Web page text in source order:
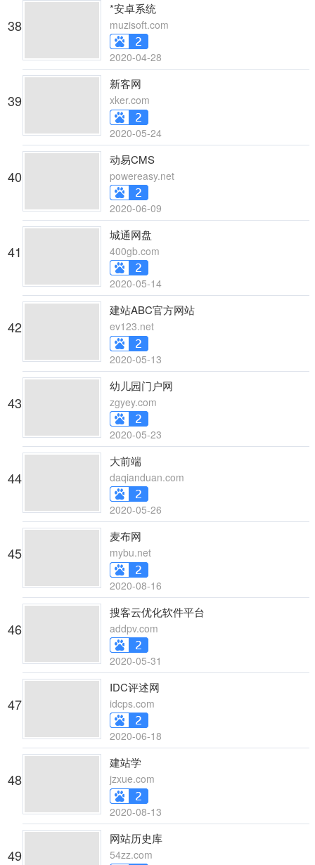
38
*安卓系统
muzisoft.com
2020-04-28
39
新客网
xker.com
2020-05-24
40
动易CMS
powereasy.net
2020-06-09
41
城通网盘
400gb.com
2020-05-14
42
建站ABC官方网站
ev123.net
2020-05-13
43
幼儿园门户网
zgyey.com
2020-05-23
44
大前端
daqianduan.com
2020-05-26
45
麦布网
mybu.net
2020-08-16
46
搜客云优化软件平台
addpv.com
2020-05-31
47
IDC评述网
idcps.com
2020-06-18
48
建站学
jzxue.com
2020-08-13
49
网站历史库
54zz.com